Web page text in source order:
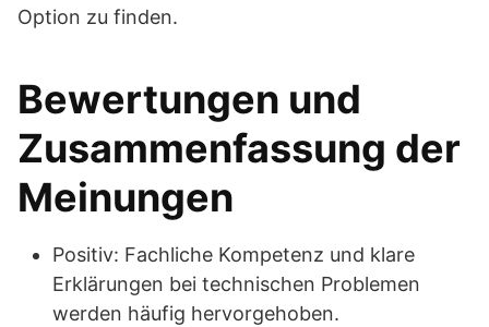
Option zu finden.
Bewertungen und
Zusammenfassung der
Meinungen
Positiv: Fachliche Kompetenz und klare
Erklärungen bei technischen Problemen
werden häufig hervorgehoben.